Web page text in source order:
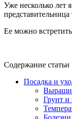
Уже несколько лет
Ее можно
Содержание статьи
Посадка и
Грунт
Болезни